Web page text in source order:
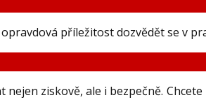
příležitost dozvědět se v
ziskově, ale i bezpečně.